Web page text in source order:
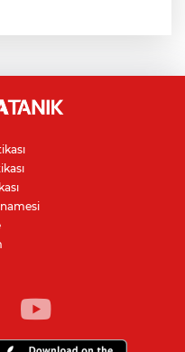
yeni primler
fetih ruhu marşlarla